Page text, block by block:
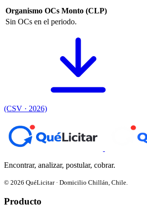
Organismo OCs Monto (CLP)
Sin OCs en el periodo.
(CSV · 2026)
Encontrar, analizar, postular, cobrar.
© 2026 QuéLicitar · Domicilio Chillán, Chile.
Producto